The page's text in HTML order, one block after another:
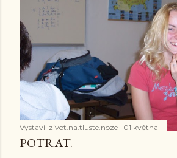
Vystavil zivot.na.tluste.noze 01 května
POTRAT.